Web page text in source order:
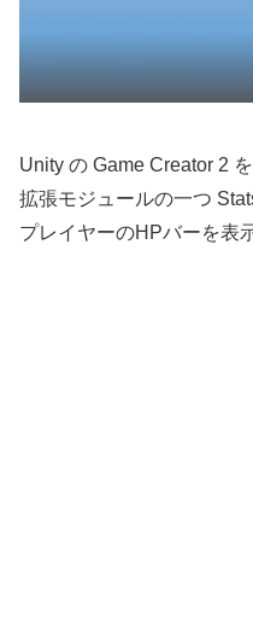
Unity の Game Creator 2
拡張モジュールの一つ
プレイヤーのHPバーを表